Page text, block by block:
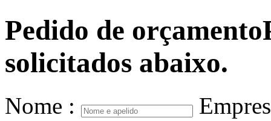
Pedido de orçamento
solicitados abaixo.
Nome :